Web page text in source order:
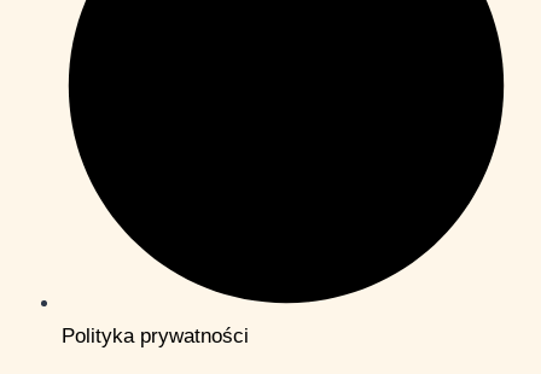
Polityka prywatności